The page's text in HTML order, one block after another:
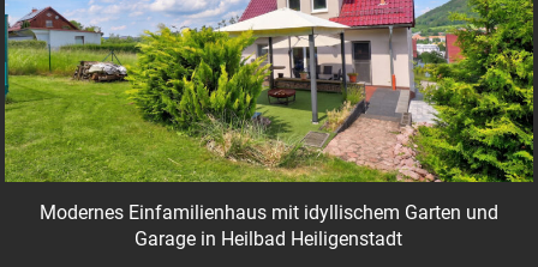
Modernes Einfamilienhaus mit idyllischem Garten und
Garage in Heilbad Heiligenstadt